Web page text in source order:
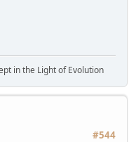
in the Light of Evolution
#544